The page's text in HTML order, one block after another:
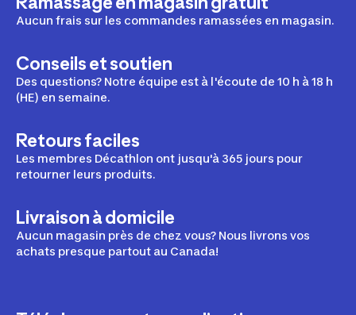
Aucun frais sur les commandes ramassées en magasin.
Conseils et soutien
Des questions? Notre équipe est à l'écoute de 10 h à 18 h
(HE) en semaine.
Retours faciles
Les membres Décathlon ont jusqu'à 365 jours pour
retourner leurs produits.
Livraison à domicile
Aucun magasin près de chez vous? Nous livrons vos
achats presque partout au Canada!